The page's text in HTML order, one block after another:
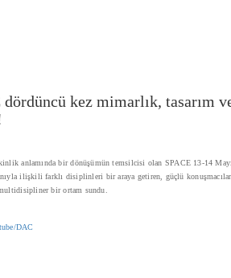
dördüncü kez mimarlık, tasarım
anlamında bir dönüşümün temsilcisi olan SPACE 13-14
ilişkili farklı disiplinleri bir araya getiren, güçlü
bir ortam sundu.
DAC